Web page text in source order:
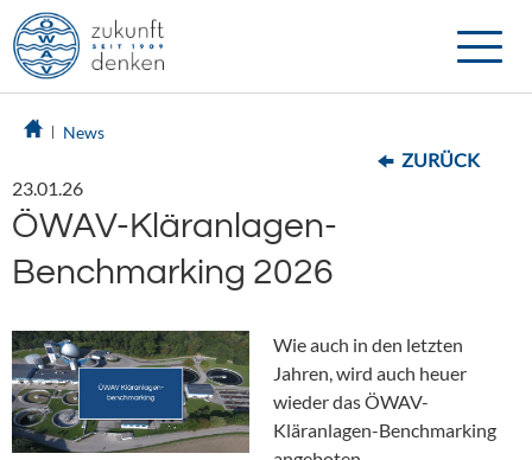
Toggle
News
ZURÜCK
23.01.26
ÖWAV-Kläranlagen-
Benchmarking 2026
Wie auch in den letzten
Jahren, wird auch heuer
wieder das ÖWAV-
Kläranlagen-Benchmarking